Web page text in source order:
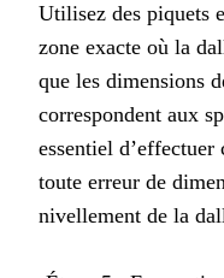
Utilisez des piquets
zone exacte où la
que les dimensions
correspondent aux
essentiel
toute erreur de
nivellement de la